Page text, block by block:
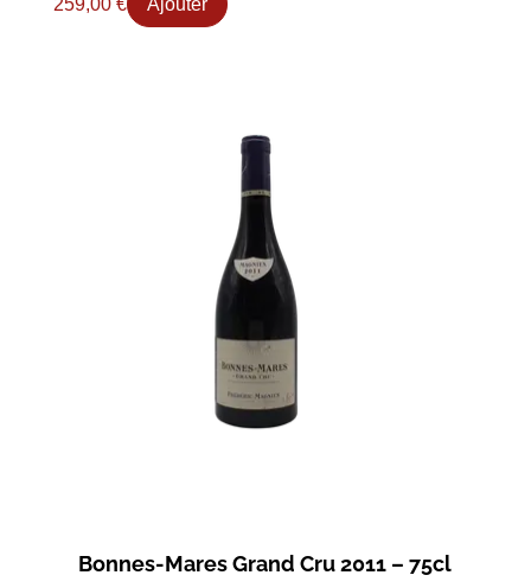
259,00 € Ajouter
Bonnes-Mares Grand Cru 2011 – 75cl